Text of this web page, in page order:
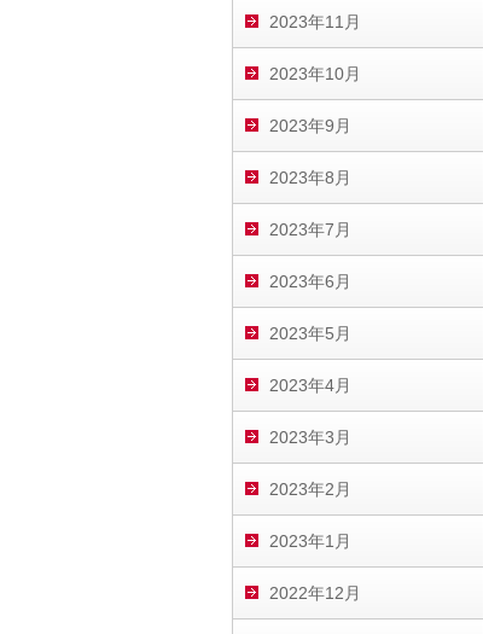
2023年11月
2023年10月
2023年9月
2023年8月
2023年7月
2023年6月
2023年5月
2023年4月
2023年3月
2023年2月
2023年1月
2022年12月